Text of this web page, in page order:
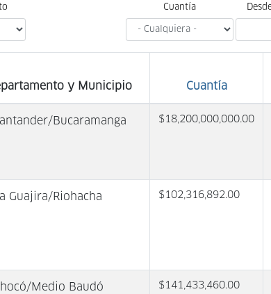
Cuantía
y Municipio Cuantía
Bucaramanga $18,200,000,000.00
Guajira/Riohacha $102,316,892.00
Medio Baudó
$141,433,460.00